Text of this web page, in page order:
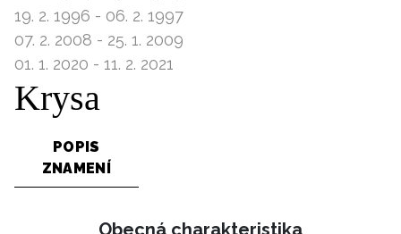
LÁSKA A SEX
Svatba
ELLEPHORIA
ELLE STORIES
ELLE WOMEN AWARDS
HOME
Krysa
19. 2. 1996 - 06. 2. 1997
07. 2. 2008 - 25. 1. 2009
01. 1. 2020 - 11. 2. 2021
POPIS
ZNAMENÍ
Obecná charakteristika